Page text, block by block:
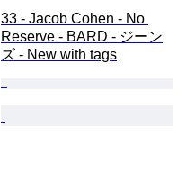
33 - Jacob Cohen - No
Reserve - BARD - ジーン
ズ - New with tags